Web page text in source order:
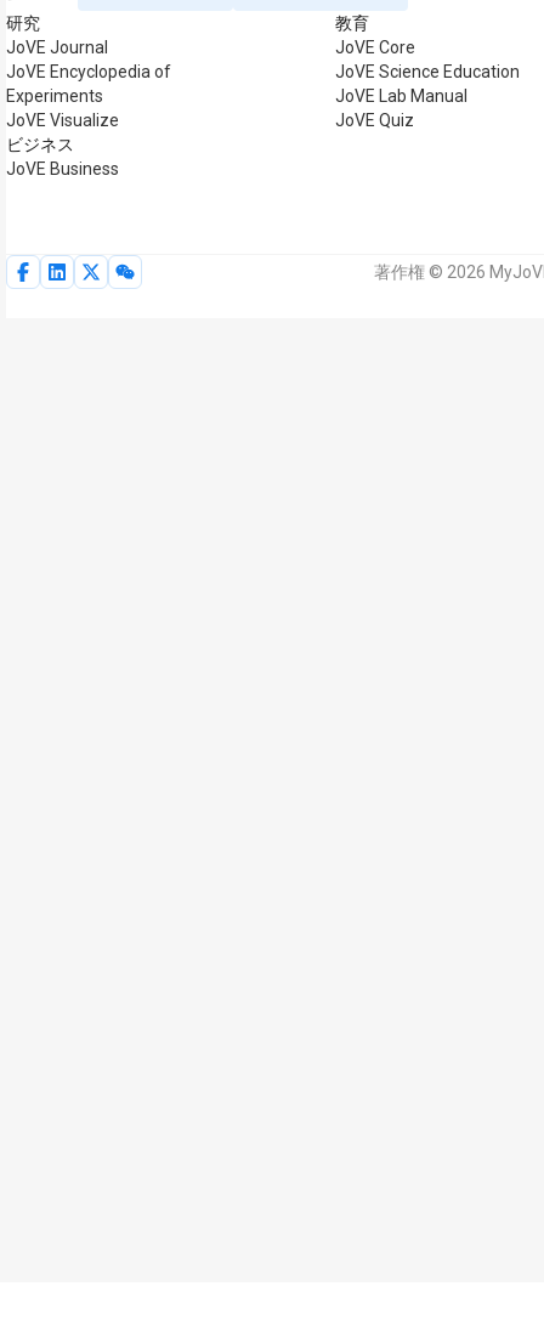
研究
JoVE Journal
JoVE Encyclopedia of
Experiments
JoVE Visualize
ビジネス
JoVE Business
教育
JoVE Core
JoVE Science Education
JoVE Lab Manual
JoVE Quiz
著作権 © 2026